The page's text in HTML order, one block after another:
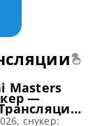
Masters
—
снукер: